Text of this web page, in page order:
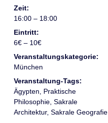
Zeit:
16:00 – 18:00
Eintritt:
6€ – 10€
Veranstaltungskategorie:
München
Veranstaltung-Tags:
Ägypten
Praktische
Philosophie Sakrale
Architektur, Sakrale Geografie